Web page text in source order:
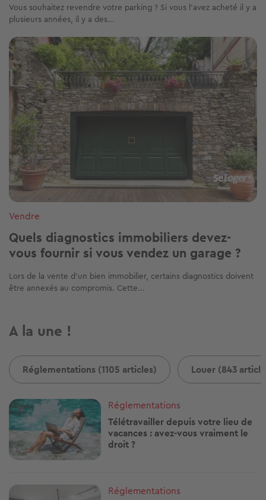
Vous souhaitez revendre votre parking ? Si vous l'avez acheté il y a
plusieurs années, il y a des...
Image
Vendre
Quels diagnostics immobiliers devez-
vous fournir si vous vendez un garage ?
Lors de la vente d’un bien immobilier, certains diagnostics doivent
être annexés au compromis. Cette...
A la une !
Réglementations (1105 articles) Louer (843
Image
Réglementations
Télétravailler depuis votre lieu de
vacances : avez-vous vraiment le
droit ?
Image
Réglementations